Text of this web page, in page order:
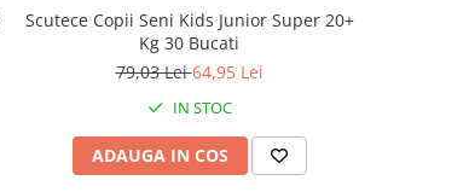
Scutece Copii Seni Kids Junior Super 20+
Kg 30 Bucati
79,03 Lei64,95 Lei
IN STOC
ADAUGA IN COS